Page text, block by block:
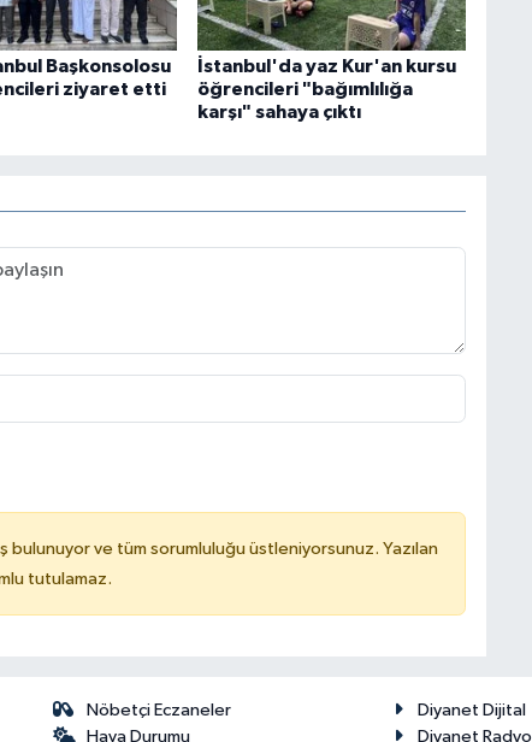
Başkonsolosu
ziyaret etti
İstanbul'da yaz Kur'an kursu
öğrencileri "bağımlılığa
karşı" sahaya çıktı
bulunuyor ve tüm sorumluluğu üstleniyorsunuz. Yazılan
tutulamaz.
Nöbetçi Eczaneler
Hava Durumu
Diyanet Dijital
Diyanet Radyo